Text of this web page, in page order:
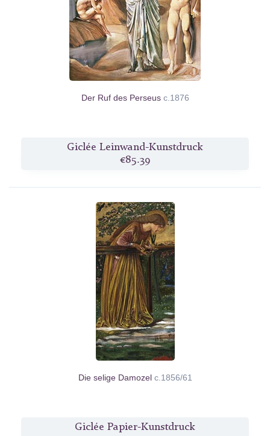
Der Ruf des Perseus c.1876
Giclée Leinwand-Kunstdruck
€85.39
Die selige Damozel c.1856/61
Giclée Papier-Kunstdruck